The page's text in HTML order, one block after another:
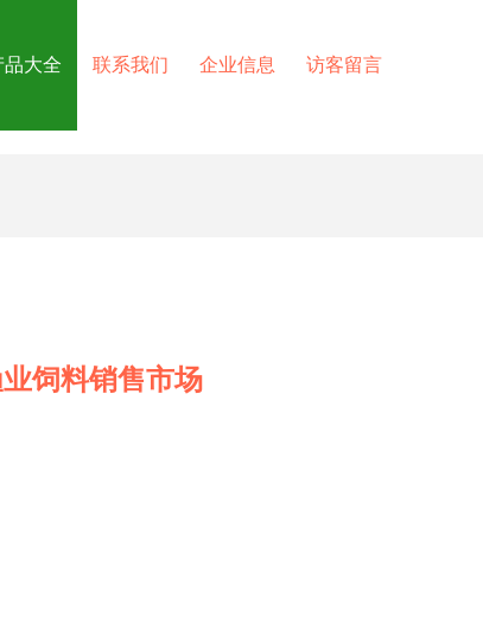
品大全 联系我们 企业信息 访客留言
饲料销售市场